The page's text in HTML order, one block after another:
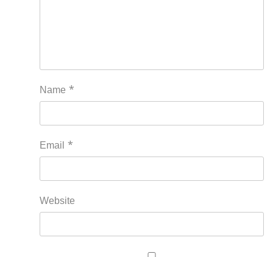
Name *
Email *
Website